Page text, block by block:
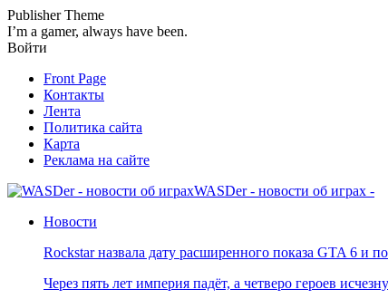
Publisher Theme
I’m a gamer, always have been.
Войти
Front Page
Контакты
Лента
Политика сайта
Карта
Реклама на сайте
WASDer - новости об играх -
Новости
Rockstar назвала дату расширенного показа GTA 6 и
Через пять лет империя падёт, а четверо героев